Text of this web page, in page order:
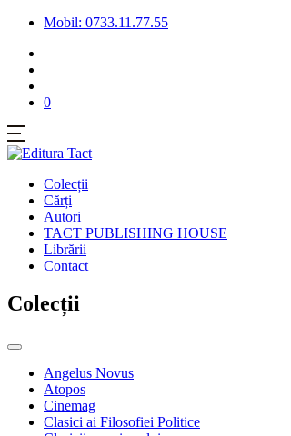
Mobil: 0733.11.77.55
0
Colecții
Cărți
Autori
TACT PUBLISHING HOUSE
Librării
Contact
Colecții
Angelus Novus
Atopos
Cinemag
Clasici ai Filosofiei Politice